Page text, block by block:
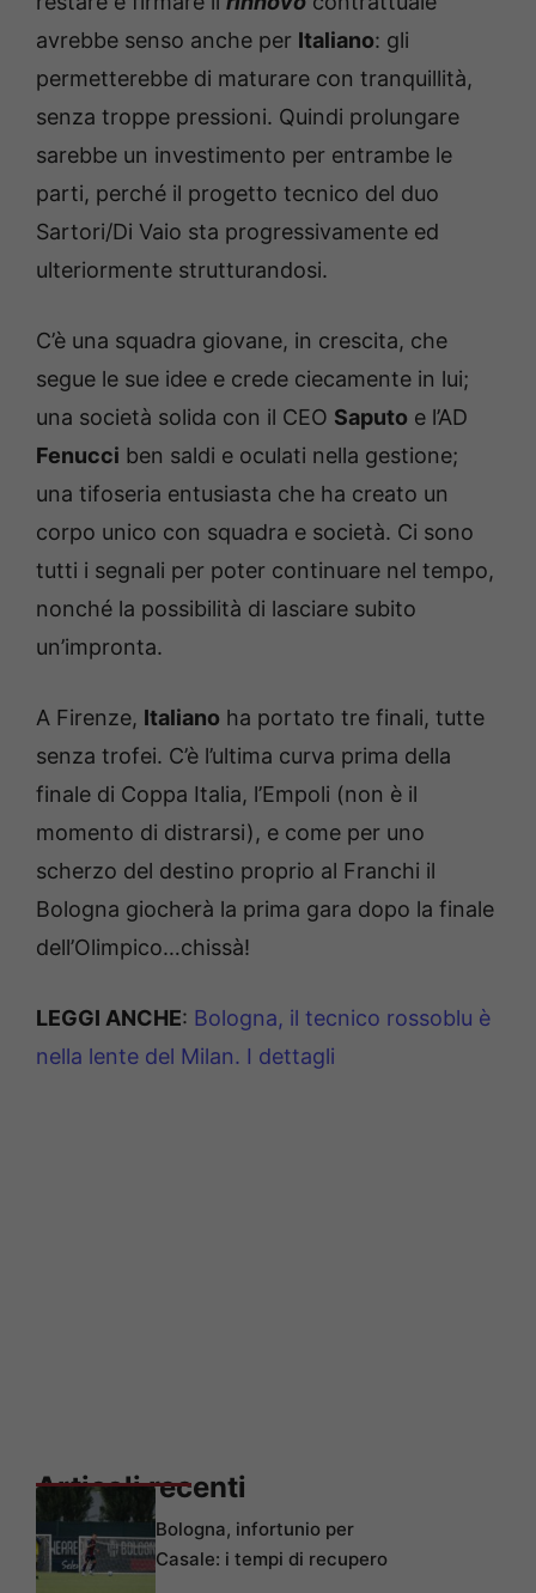
avrebbe senso anche per Italiano: gli
permetterebbe di maturare con tranquillità,
senza troppe pressioni. Quindi prolungare
sarebbe un investimento per entrambe le
parti, perché il progetto tecnico del duo
Sartori/Di Vaio sta progressivamente ed
ulteriormente strutturandosi.
C’è una squadra giovane, in crescita, che
segue le sue idee e crede ciecamente in lui;
una società solida con il CEO Saputo e l’AD
Fenucci ben saldi e oculati nella gestione;
una tifoseria entusiasta che ha creato un
corpo unico con squadra e società. Ci sono
tutti i segnali per poter continuare nel tempo,
nonché la possibilità di lasciare subito
un’impronta.
A Firenze, Italiano ha portato tre finali, tutte
senza trofei. C’è l’ultima curva prima della
finale di Coppa Italia, l’Empoli (non è il
momento di distrarsi), e come per uno
scherzo del destino proprio al Franchi il
Bologna giocherà la prima gara dopo la finale
dell’Olimpico…chissà!
LEGGI ANCHE: Bologna, il tecnico rossoblu è
nella lente del Milan. I dettagli
Articoli recenti
Bologna, infortunio per
Casale: i tempi di recupero